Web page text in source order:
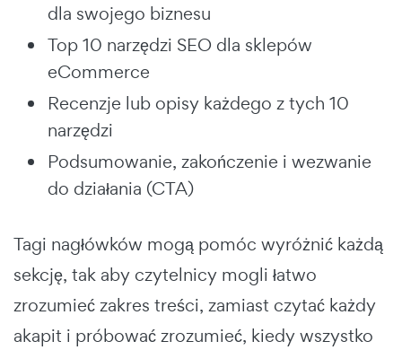
dla swojego biznesu
Top 10 narzędzi SEO dla sklepów
eCommerce
Recenzje lub opisy każdego z tych 10
narzędzi
Podsumowanie, zakończenie i wezwanie
do działania (CTA)
Tagi nagłówków mogą pomóc wyróżnić każdą
sekcję, tak aby czytelnicy mogli łatwo
zrozumieć zakres treści, zamiast czytać każdy
akapit i próbować zrozumieć, kiedy wszystko